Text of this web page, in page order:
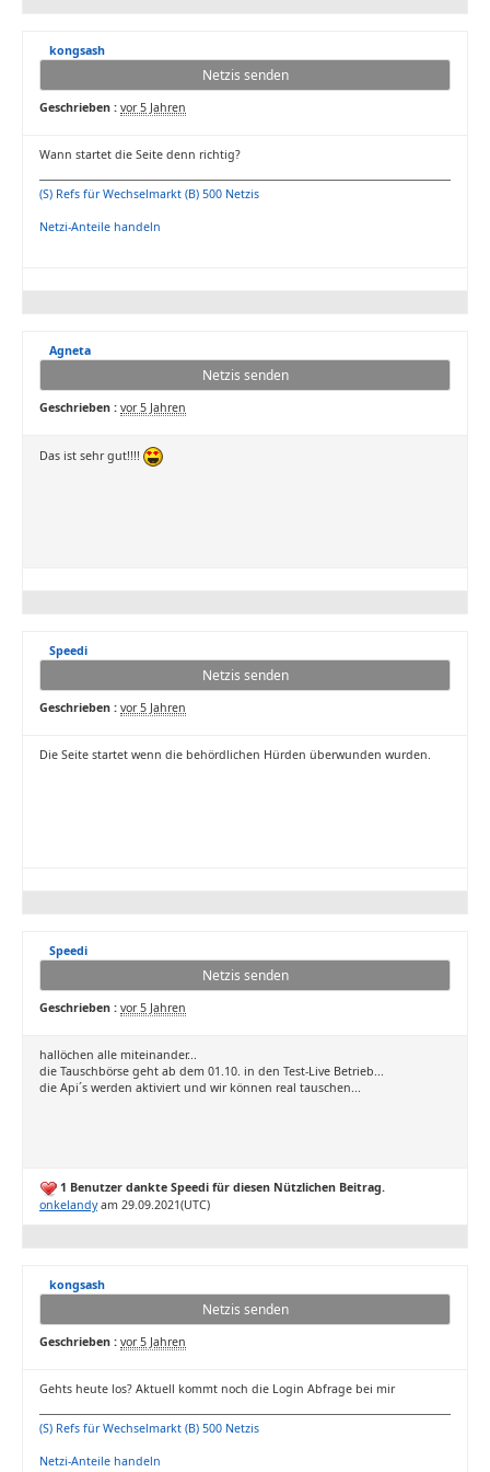
kongsash
Netzis senden
Geschrieben : vor 5 Jahren
Wann startet die Seite denn richtig?
(S) Refs für Wechselmarkt (B) 500 Netzis
Netzi-Anteile handeln
Agneta
Netzis senden
Geschrieben : vor 5 Jahren
Das ist sehr gut!!!!
Speedi
Netzis senden
Geschrieben : vor 5 Jahren
Die Seite startet wenn die behördlichen Hürden überwunden wurden.
Speedi
Netzis senden
Geschrieben : vor 5 Jahren
hallöchen alle miteinander...
die Tauschbörse geht ab dem 01.10. in den Test-Live Betrieb...
die Api´s werden aktiviert und wir können real tauschen...
1 Benutzer dankte Speedi für diesen Nützlichen Beitrag.
onkelandyam 29.09.2021(UTC)
kongsash
Netzis senden
Geschrieben : vor 5 Jahren
Gehts heute los? Aktuell kommt noch die Login Abfrage bei mir
(S) Refs für Wechselmarkt (B) 500 Netzis
Netzi-Anteile handeln